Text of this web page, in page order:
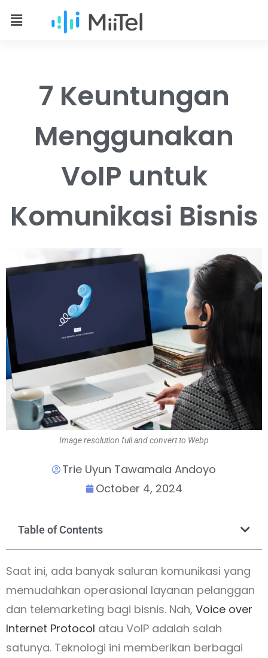
7 Keuntungan
Menggunakan
VoIP untuk
Komunikasi Bisnis
Image resolution full and convert to Webp
Trie Uyun Tawamala Andoyo
October 4, 2024
Table of Contents
Saat ini, ada banyak saluran komunikasi yang
memudahkan operasional layanan pelanggan
dan telemarketing bagi bisnis. Nah, Voice over
Internet Protocol atau VoIP adalah salah
satunya. Teknologi ini memberikan berbagai